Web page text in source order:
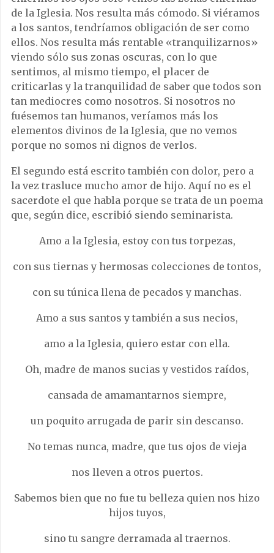
de la Iglesia. Nos resulta más cómodo. Si viéramos
a los santos, tendríamos obligación de ser como
ellos. Nos resulta más rentable «tranquilizarnos»
viendo sólo sus zonas oscuras, con lo que
sentimos, al mismo tiempo, el placer de
criticarlas y la tranquilidad de saber que todos son
tan mediocres como nosotros. Si nosotros no
fuésemos tan humanos, veríamos más los
elementos divinos de la Iglesia, que no vemos
porque no somos ni dignos de verlos.
El segundo está escrito también con dolor, pero a
la vez trasluce mucho amor de hijo. Aquí no es el
sacerdote el que habla porque se trata de un poema
que, según dice, escribió siendo seminarista.
Amo a la Iglesia, estoy con tus torpezas,
con sus tiernas y hermosas colecciones de tontos,
con su túnica llena de pecados y manchas.
Amo a sus santos y también a sus necios,
amo a la Iglesia, quiero estar con ella.
Oh, madre de manos sucias y vestidos raídos,
cansada de amamantarnos siempre,
un poquito arrugada de parir sin descanso.
No temas nunca, madre, que tus ojos de vieja
nos lleven a otros puertos.
Sabemos bien que no fue tu belleza quien nos hizo
hijos tuyos,
sino tu sangre derramada al traernos.